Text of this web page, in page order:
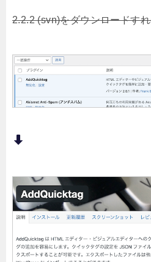
2.2.2 (svn)をダウンロードす